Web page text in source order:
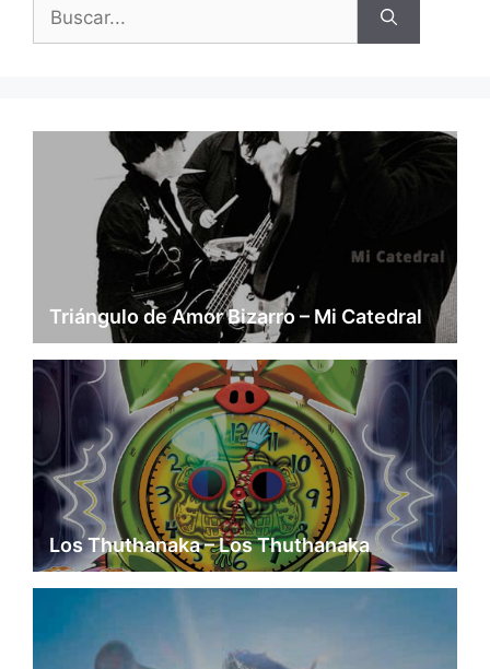
Triángulo de Amor Bizarro – Mi Catedral
Los Thuthanaka – Los Thuthanaka